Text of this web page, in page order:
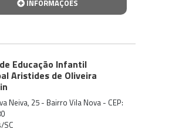
INFORMAÇÕES
Educação Infantil
Aristides de Oliveira
Neiva, 25 - Bairro Vila Nova - CEP:
SC